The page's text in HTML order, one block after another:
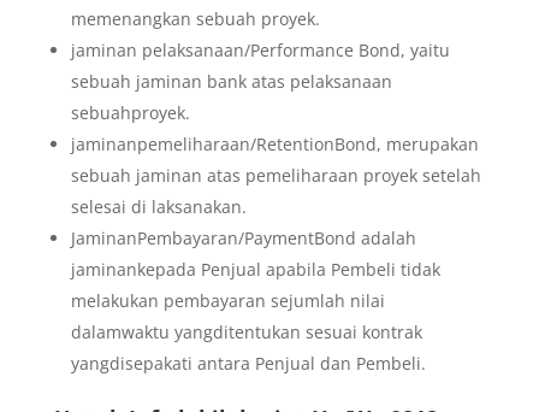
memenangkan sebuah proyek.
jaminan pelaksanaan/Performance Bond, yaitu
sebuah jaminan bank atas pelaksanaan
sebuahproyek.
jaminanpemeliharaan/RetentionBond, merupakan
sebuah jaminan atas pemeliharaan proyek setelah
selesai di laksanakan.
JaminanPembayaran/PaymentBond adalah
jaminankepada Penjual apabila Pembeli tidak
melakukan pembayaran sejumlah nilai
dalamwaktu yangditentukan sesuai kontrak
yangdisepakati antara Penjual dan Pembeli.